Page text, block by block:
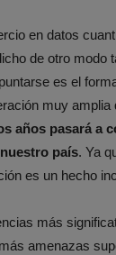
en datos
de otro modo
es el
muy amplia
años pasará a
país. Ya
es un hecho
más
amenazas